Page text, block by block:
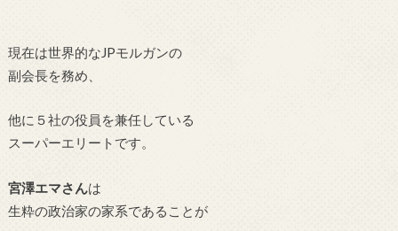
現在は世界的なJPモルガンの
副会長を務め、
他に５社の役員を兼任している
スーパーエリートです。
宮澤エマさんは
生粋の政治家の家系であることが